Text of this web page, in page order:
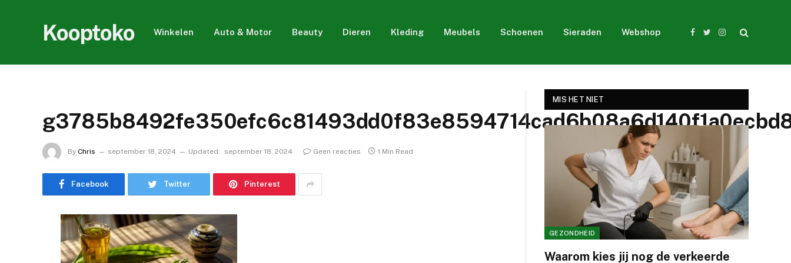
Kooptoko Winkelen Auto & Motor Beauty Dieren Kleding Meubels Schoenen Sieraden Webshop
Facebook
TwitterInstagram
By Chris september 18, 2024 Updated: september 18, 2024 Geen reacties 1 Min Read
Facebook Twitter Pinterest
MIS HET NIET
GEZONDHEID
Waarom kies jij nog de verkeerde